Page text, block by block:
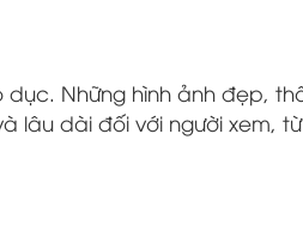
Những hình ảnh đẹp,
lâu dài đối với người xem,